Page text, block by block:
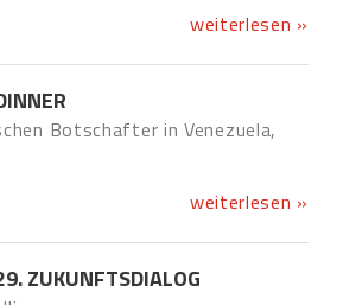
weiterlesen »
Botschafter in Venezuela,
weiterlesen »
ZUKUNFTSDIALOG